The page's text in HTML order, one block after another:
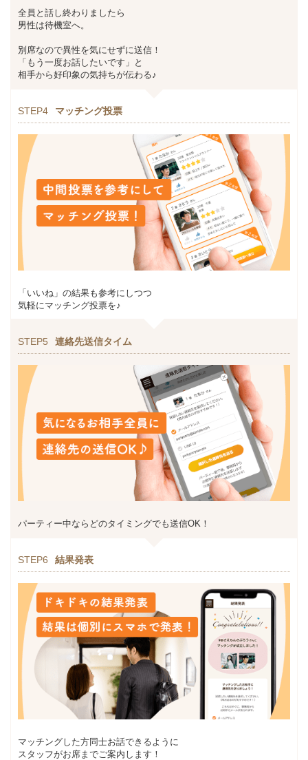
全員と話し終わりましたら
男性は待機室へ。
別席なので異性を気にせずに送信！
「もう一度お話したいです」と
相手から好印象の気持ちが伝わる♪
STEP4 マッチング投票
「いいね」の結果も参考にしつつ
気軽にマッチング投票を♪
STEP5 連絡先送信タイム
パーティー中ならどのタイミングでも送信OK！
STEP6 結果発表
マッチングした方同士お話できるように
スタッフがお席までご案内します！